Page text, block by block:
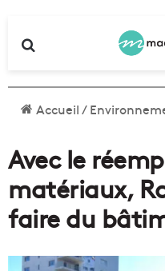
Accueil/
Avec le
matériaux,
faire du